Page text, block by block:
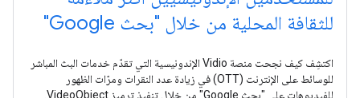
للثقافة المحلية من خلال "بحث Google"
اكتشِف كيف نجحت منصة Vidio الإندونيسية التي تقدّم خدمات البث المباشر
للوسائط على الإنترنت (OTT) في زيادة عدد النقرات ومرّات الظهور
للفيديوهات على "بحث Google" من خلال تنفيذ ترميز VideoObject.